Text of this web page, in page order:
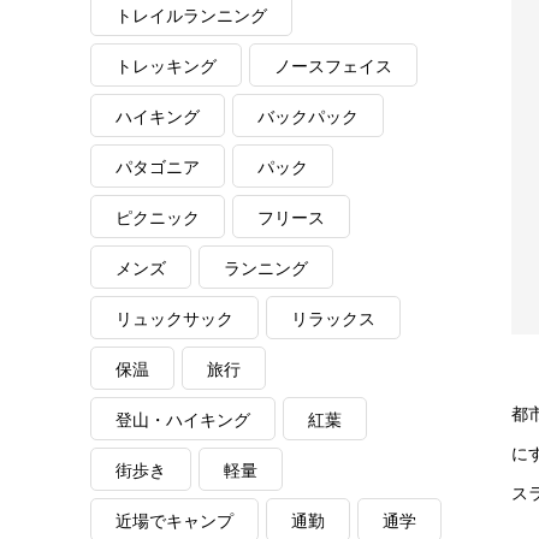
都
に
ス
トレイルランニング
トレッキング ノースフェイス
ハイキング バックパック
パタゴニア パック
ピクニック フリース
メンズ ランニング
リュックサック リラックス
保温 旅行
登山・ハイキング 紅葉
街歩き 軽量
近場でキャンプ 通勤 通学